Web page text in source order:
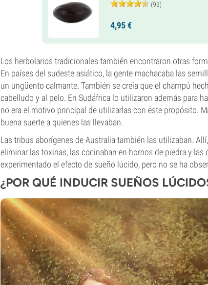
(93)
4,95€
Los herbolarios tradicionales también encontraron otras
En países del sudeste asiático, la gente machacaba las
un ungüento calmante. También se creía que el champú
cabelludo y al pelo. En Sudáfrica lo utilizaron además para
no era el motivo principal de utilizarlas con este propósito.
buena suerte a quienes las llevaban.
Las tribus aborígenes de Australia también las utilizaban.
eliminar las toxinas, las cocinaban en hornos de piedra y
experimentado el efecto de sueño lúcido, pero no se ha
¿POR QUÉ INDUCIR SUEÑOS